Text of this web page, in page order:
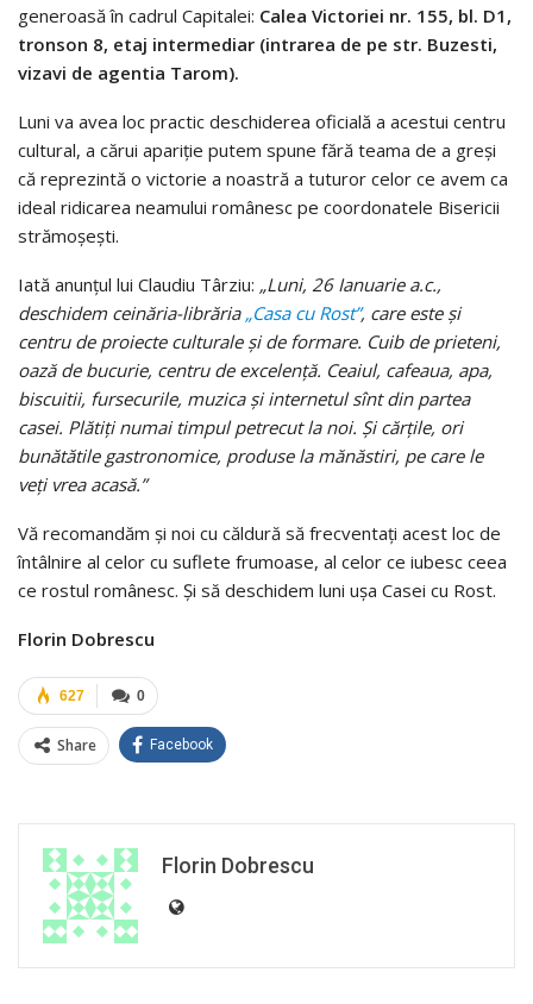
generoasă în cadrul Capitalei: Calea Victoriei nr. 155, bl. D1,
tronson 8, etaj intermediar (intrarea de pe str. Buzesti,
vizavi de agentia Tarom).
Luni va avea loc practic deschiderea oficială a acestui centru
cultural, a cărui apariţie putem spune fără teama de a greşi
că reprezintă o victorie a noastră a tuturor celor ce avem ca
ideal ridicarea neamului românesc pe coordonatele Bisericii
strămoşeşti.
Iată anunţul lui Claudiu Târziu: „Luni, 26 Ianuarie a.c.,
deschidem ceinăria-librăria „Casa cu Rost”, care este şi
centru de proiecte culturale şi de formare. Cuib de prieteni,
oază de bucurie, centru de excelenţă. Ceaiul, cafeaua, apa,
biscuitii, fursecurile, muzica şi internetul sînt din partea
casei. Plătiţi numai timpul petrecut la noi. Şi cărţile, ori
bunătătile gastronomice, produse la mănăstiri, pe care le
veţi vrea acasă.”
Vă recomandăm şi noi cu căldură să frecventaţi acest loc de
întâlnire al celor cu suflete frumoase, al celor ce iubesc ceea
ce rostul românesc. Şi să deschidem luni uşa Casei cu Rost.
Florin Dobrescu
0
627
Share Facebook
Florin Dobrescu